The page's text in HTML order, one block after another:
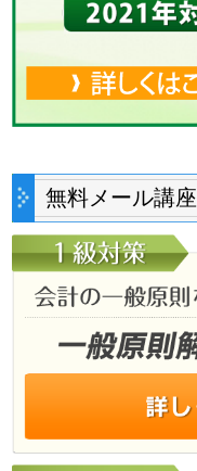
無料メール講座